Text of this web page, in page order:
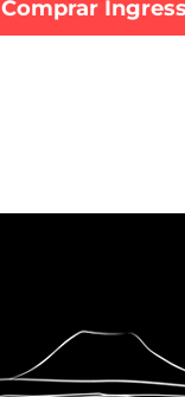
Comprar